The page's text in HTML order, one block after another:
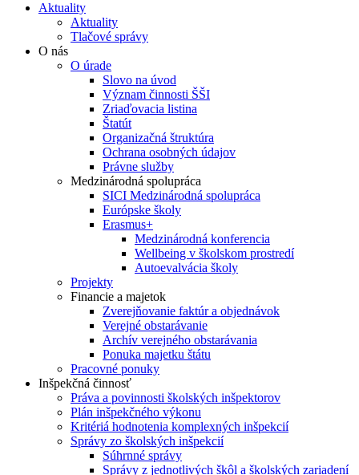
Aktuality
Aktuality
Tlačové správy
O nás
O úrade
Slovo na úvod
Význam činnosti ŠŠI
Zriaďovacia listina
Štatút
Organizačná štruktúra
Ochrana osobných údajov
Právne služby
Medzinárodná spolupráca
SICI Medzinárodná spolupráca
Európske školy
Erasmus+
Medzinárodná konferencia
Wellbeing v školskom prostredí
Autoevalvácia školy
Projekty
Financie a majetok
Zverejňovanie faktúr a objednávok
Verejné obstarávanie
Archív verejného obstarávania
Ponuka majetku štátu
Pracovné ponuky
Inšpekčná činnosť
Práva a povinnosti školských inšpektorov
Plán inšpekčného výkonu
Kritériá hodnotenia komplexných inšpekcií
Správy zo školských inšpekcií
Súhrnné správy
Správy z jednotlivých škôl a školských zariadení